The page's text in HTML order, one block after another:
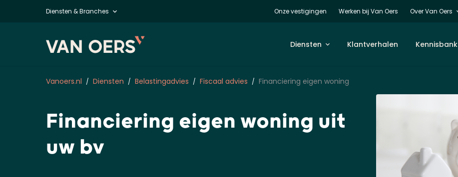
Diensten & Branches Onze vestigingen Werken bij Van Oers Over Van Oers
Diensten Klantverhalen Kennisbank
Vanoers.nl Diensten Belastingadvies Fiscaal advies Financiering eigen woning
Financiering eigen woning uit
uw bv